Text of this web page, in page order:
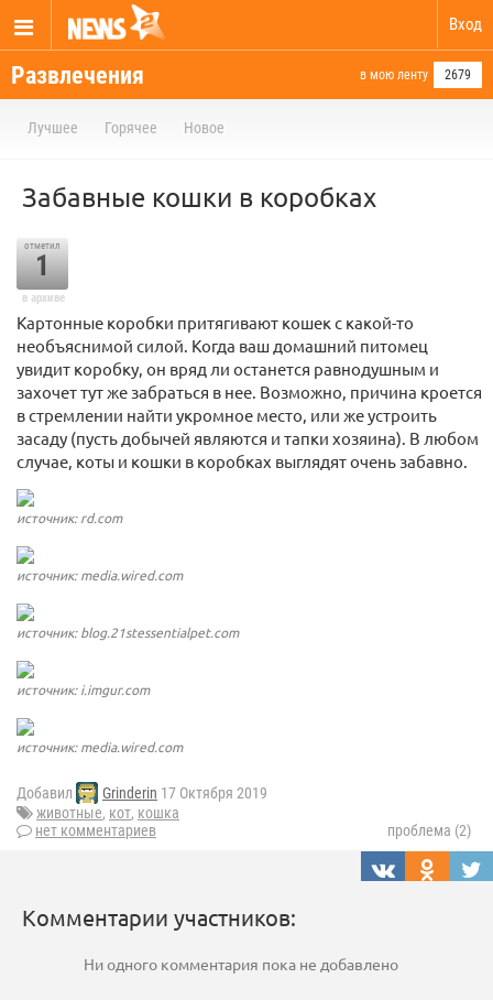
Вход
Развлечения в мою ленту 2679
Лучшее Горячее Новое
Забавные кошки в коробках
отметил
1
в архиве
Картонные коробки притягивают кошек с какой-то
необъяснимой силой. Когда ваш домашний питомец
увидит коробку, он вряд ли останется равнодушным и
захочет тут же забраться в нее. Возможно, причина кроется
в стремлении найти укромное место, или же устроить
засаду (пусть добычей являются и тапки хозяина). В любом
случае, коты и кошки в коробках выглядят очень забавно.
источник: rd.com
источник: media.wired.com
источник: blog.21stessentialpet.com
источник: i.imgur.com
источник: media.wired.com
Добавил Grinderin 17 Октября 2019
животные, кот, кошка
нет комментариев
проблема (2)
Комментарии участников:
Ни одного комментария пока не добавлено